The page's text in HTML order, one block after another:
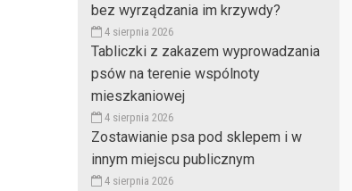
bez wyrządzania im krzywdy?
4 sierpnia 2026
Tabliczki z zakazem wyprowadzania
psów na terenie wspólnoty
mieszkaniowej
4 sierpnia 2026
Zostawianie psa pod sklepem i w
innym miejscu publicznym
4 sierpnia 2026